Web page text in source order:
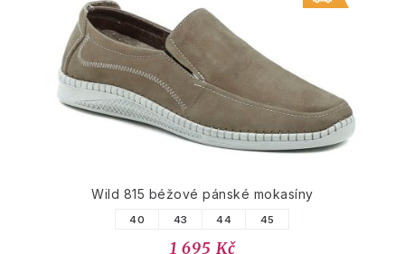
Wild 815 béžové pánské mokasíny
40 43 44 45
1 695 Kč